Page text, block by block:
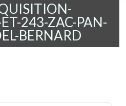
243-ZAC-PAN-
BERNARD